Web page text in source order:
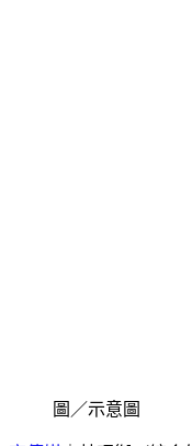
圖／示意圖